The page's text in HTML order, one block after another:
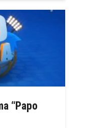
“Papo